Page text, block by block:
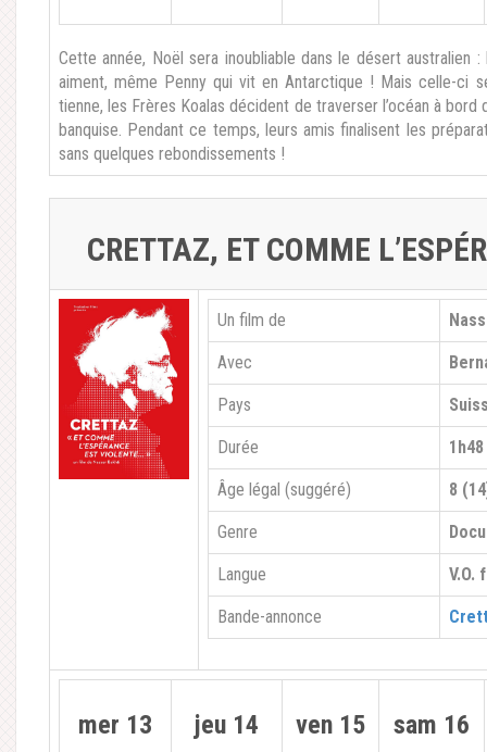
Cette année, Noël sera inoubliable dans le désert australien
aiment, même Penny qui vit en Antarctique ! Mais celle-ci
tienne, les Frères Koalas décident de traverser l’océan à
banquise. Pendant ce temps, leurs amis finalisent les
sans quelques rebondissements !
CRETTAZ, ET COMME
Un film de
Avec
Pays
Durée 1h48
Âge légal (suggéré) 8
Genre
Langue V.O.
Bande-annonce
mer 13 jeu 14 ven 15 sam 16